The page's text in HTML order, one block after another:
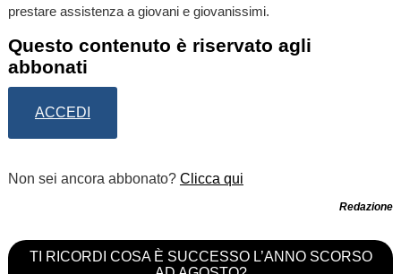
prestare assistenza a giovani e giovanissimi.
Questo contenuto è riservato agli
abbonati
ACCEDI
Non sei ancora abbonato? Clicca qui
Redazione
TI RICORDI COSA È SUCCESSO L’ANNO SCORSO